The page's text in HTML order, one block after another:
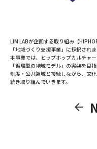
LIM LABが企画する取り組み【
「地域づくり支援事業」 に採択されま
本事業では、ヒップホップカルチャ
「循環型の地域モデル」の実装を目指
制度・公共領域と接続しながら、文
続き取り組んでいきます。
arrow_back